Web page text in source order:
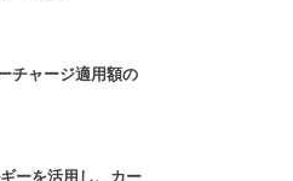
チャージ適用額の
ーを活用し、カー